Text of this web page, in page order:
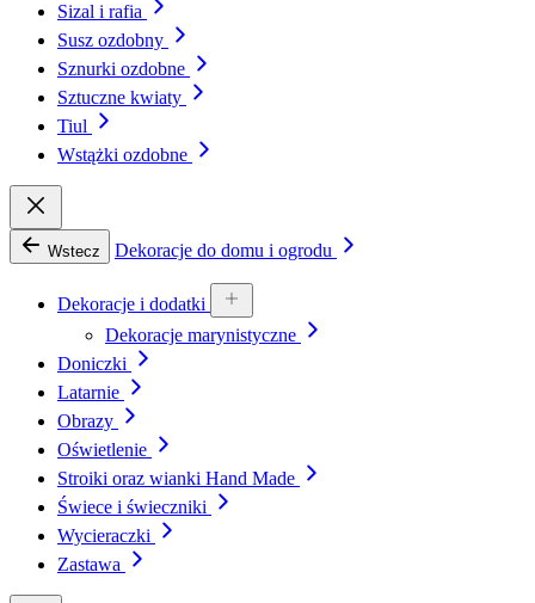
Sizal i rafia
Susz ozdobny
Sznurki ozdobne
Sztuczne kwiaty
Tiul
Wstążki ozdobne
Wstecz Dekoracje do domu i ogrodu
Dekoracje i dodatki
Dekoracje marynistyczne
Doniczki
Latarnie
Obrazy
Oświetlenie
Stroiki oraz wianki Hand Made
Świece i świeczniki
Wycieraczki
Zastawa